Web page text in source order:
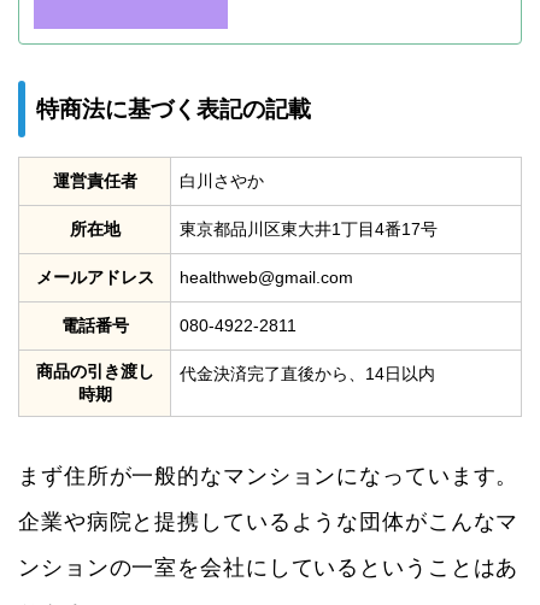
特商法に基づく表記の記載
運営責任者 白川さやか
所在地 東京都品川区東大井1丁目4番17号
メールアドレス healthweb@gmail.com
電話番号 080-4922-2811
商品の引き渡し
時期
代金決済完了直後から、14日以内
まず住所が一般的なマンションになっています。
企業や病院と提携しているような団体がこんなマ
ンションの一室を会社にしているということはあ